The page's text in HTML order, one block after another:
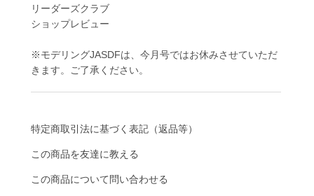
リーダーズクラブ
ショップレビュー
※モデリングJASDFは、今月号ではお休みさせていただ
きます。ご了承ください。
特定商取引法に基づく表記（返品等）
この商品を友達に教える
この商品について問い合わせる